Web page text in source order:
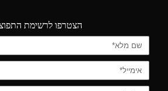
הצטרפו לרשימת